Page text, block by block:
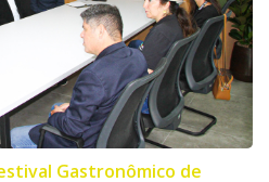
Gastronômico de